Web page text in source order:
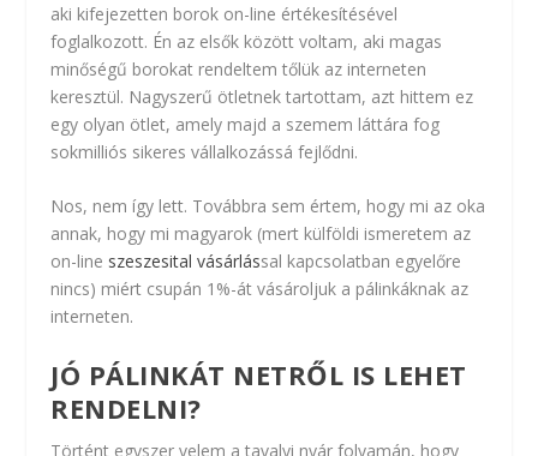
aki kifejezetten borok on-line értékesítésével
foglalkozott. Én az elsők között voltam, aki magas
minőségű borokat rendeltem tőlük az interneten
keresztül. Nagyszerű ötletnek tartottam, azt hittem ez
egy olyan ötlet, amely majd a szemem láttára fog
sokmilliós sikeres vállalkozássá fejlődni.
Nos, nem így lett. Továbbra sem értem, hogy mi az oka
annak, hogy mi magyarok (mert külföldi ismeretem az
on-line szeszesital vásárlással kapcsolatban egyelőre
nincs) miért csupán 1%-át vásároljuk a pálinkáknak az
interneten.
JÓ PÁLINKÁT NETRŐL IS LEHET
RENDELNI?
Történt egyszer velem a tavalyi nyár folyamán, hogy